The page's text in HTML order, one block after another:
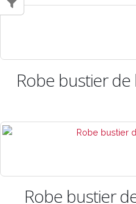
Robe bustier
Robe bustier